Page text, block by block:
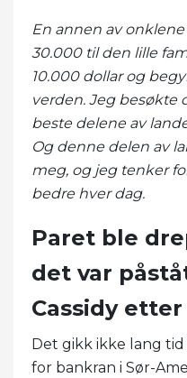
En annen av
30.000 til den lille
10.000 dollar og
verden. Jeg besøkte
beste delene av
Og denne delen av
meg, og jeg tenker
bedre hver dag.
Paret ble
det var
Cassidy
Det gikk ikke lang
for bankran i Sør-